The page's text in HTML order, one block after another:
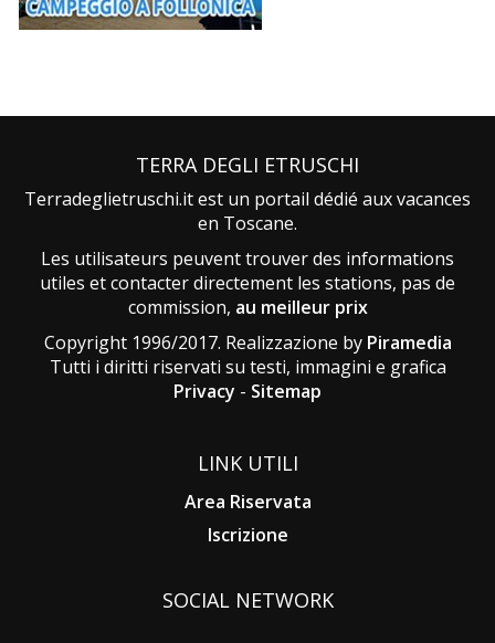
TERRA DEGLI ETRUSCHI
Terradeglietruschi.it est un portail dédié aux vacances
en Toscane.
Les utilisateurs peuvent trouver des informations
utiles et contacter directement les stations, pas de
commission, au meilleur prix
Copyright 1996/2017. Realizzazione by Piramedia
Tutti i diritti riservati su testi, immagini e grafica
Privacy - Sitemap
LINK UTILI
Area Riservata
Iscrizione
SOCIAL NETWORK